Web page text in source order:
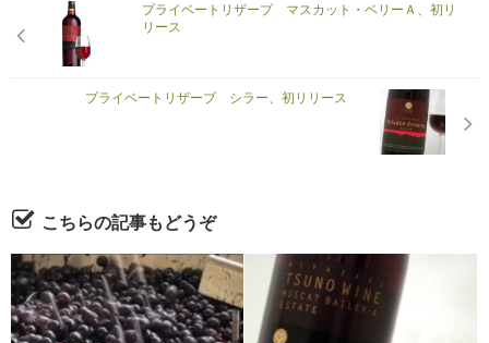
プライベートリザーブ マスカット・ベリーＡ、初リ
リース
プライベートリザーブ シラー、初リリース
こちらの記事もどうぞ